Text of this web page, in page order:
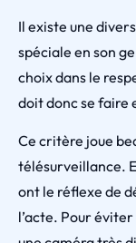
Il existe une
spéciale en son
choix dans le
doit donc se faire
Ce critère joue
télésurveillance.
ont le réflexe de
l’acte. Pour